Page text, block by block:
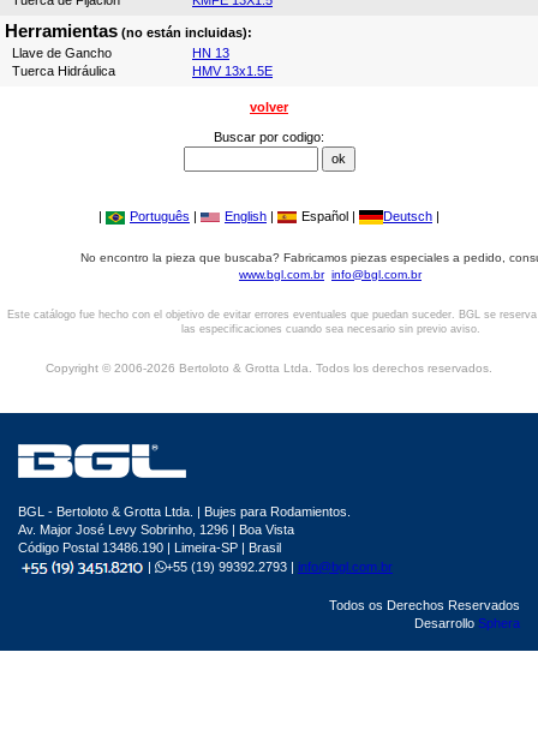
Herramientas (no están incluidas):
Llave de Gancho
HN 13
Tuerca Hidráulica
HMV 13x1.5E
volver
Buscar por codigo:
| Português | English | Español | Deutsch |
No encontro la pieza que buscaba? Fabricamos piezas especiales a pedido,
www.bgl.com.br info@bgl.com.br
Este catálogo fue hecho con el objetivo de evitar errores eventuales que puedan suceder. BGL se
las especificaciones cuando sea necesario sin previo aviso.
Copyright © 2006-2026 Bertoloto & Grotta Ltda. Todos los derechos reservados.
BGL - Bertoloto & Grotta Ltda. | Bujes para Rodamientos.
Av. Major José Levy Sobrinho, 1296 | Boa Vista
Código Postal 13486.190 | Limeira-SP | Brasil
|
+55 (19) 99392.2793 | info@bgl.com.br
Todos os Derechos Reservados
Desarrollo Sphera